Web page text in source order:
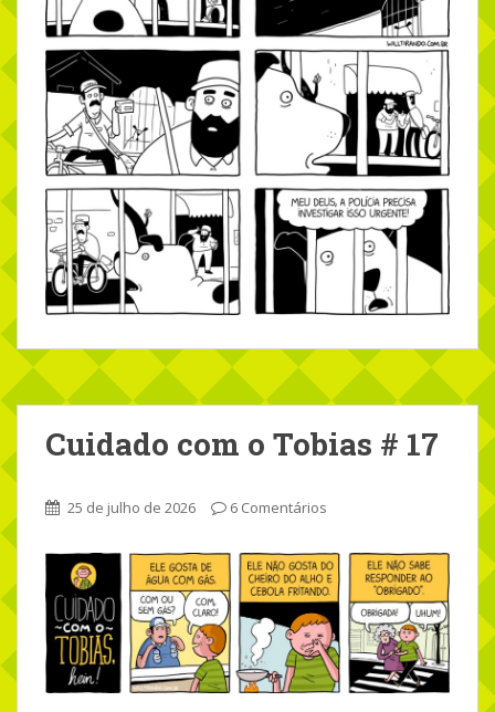
Cuidado com o Tobias # 17
25 de julho de 2026 6 Comentários